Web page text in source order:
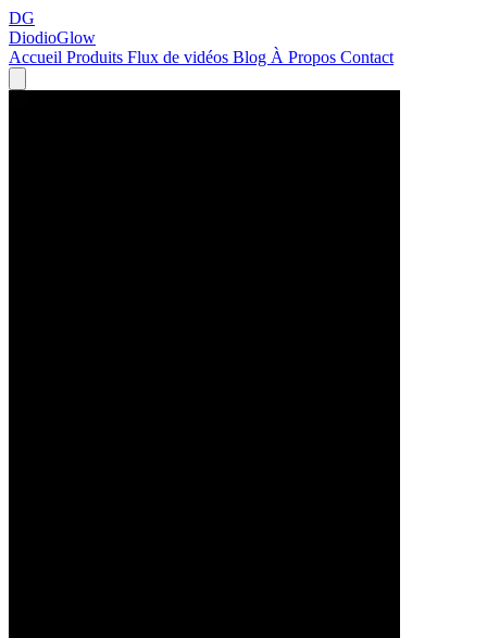
DG
DiodioGlow
Accueil Produits Flux de vidéos Blog À Propos Contact